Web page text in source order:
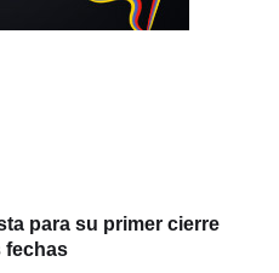
para su primer cierre
fechas